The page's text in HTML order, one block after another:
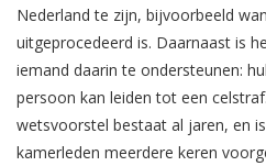
Nederland te zijn, bijvoorbeeld
uitgeprocedeerd is. Daarnaast is
iemand daarin te ondersteunen:
persoon kan leiden tot een
wetsvoorstel bestaat al jaren, en
kamerleden meerdere keren